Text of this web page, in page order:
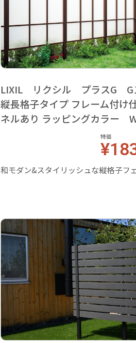
LIXIL リクシル プラスG G
縦長格子タイプ フレーム付け
ネルあり ラッピングカラー
特価
和モダン&スタイリッシュな縦格子フ